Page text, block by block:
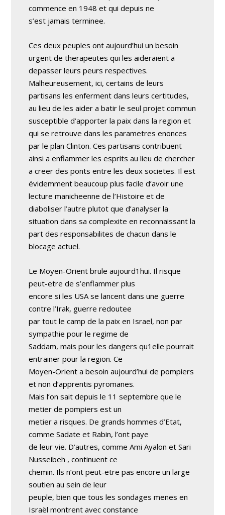
commence en 1948 et qui depuis ne
s’est jamais terminee.
Ces deux peuples ont aujourd’hui un besoin
urgent de therapeutes qui les aideraient a
depasser leurs peurs respectives.
Malheureusement, ici, certains de leurs
partisans les enferment dans leurs certitudes,
au lieu de les aider a batir le seul projet commun
susceptible d’apporter la paix dans la region et
qui se retrouve dans les parametres enonces
par le plan Clinton. Ces partisans contribuent
ainsi a enflammer les esprits au lieu de chercher
a creer des ponts entre les deux societes. Il est
évidemment beaucoup plus facile d’avoir une
lecture manicheenne de l’Histoire et de
diaboliser l’autre plutot que d’analyser la
situation dans sa complexite en reconnaissant la
part des responsabilites de chacun dans le
blocage actuel.
Le Moyen-Orient brule aujourd1hui. Il risque
peut-etre de s’enflammer plus
encore si les USA se lancent dans une guerre
contre l’Irak, guerre redoutee
par tout le camp de la paix en Israel, non par
sympathie pour le regime de
Saddam, mais pour les dangers qu1elle pourrait
entrainer pour la region. Ce
Moyen-Orient a besoin aujourd’hui de pompiers
et non d’apprentis pyromanes.
Mais l’on sait depuis le 11 septembre que le
metier de pompiers est un
metier a risques. De grands hommes d’Etat,
comme Sadate et Rabin, l’ont paye
de leur vie. D’autres, comme Ami Ayalon et Sari
Nusseibeh , continuent ce
chemin. Ils n’ont peut-etre pas encore un large
soutien au sein de leur
peuple, bien que tous les sondages menes en
Israël montrent avec constance